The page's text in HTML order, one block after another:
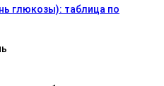
глюкозы): таблица по